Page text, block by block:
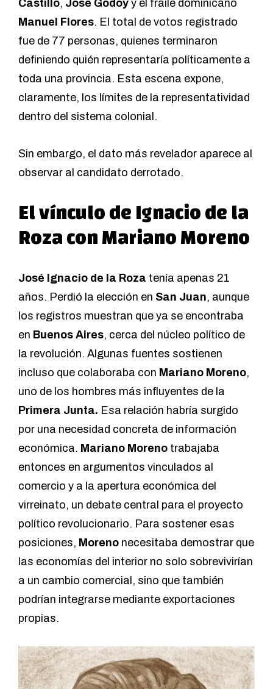
Castillo, José Godoy y el fraile dominicano
Manuel Flores. El total de votos registrado
fue de 77 personas, quienes terminaron
definiendo quién representaría políticamente a
toda una provincia. Esta escena expone,
claramente, los límites de la representatividad
dentro del sistema colonial.
Sin embargo, el dato más revelador aparece al
observar al candidato derrotado.
El vínculo de Ignacio de la
Roza con Mariano Moreno
José Ignacio de la Roza tenía apenas 21
años. Perdió la elección en San Juan, aunque
los registros muestran que ya se encontraba
en Buenos Aires, cerca del núcleo político de
la revolución. Algunas fuentes sostienen
incluso que colaboraba con Mariano Moreno,
uno de los hombres más influyentes de la
Primera Junta. Esa relación habría surgido
por una necesidad concreta de información
económica. Mariano Moreno trabajaba
entonces en argumentos vinculados al
comercio y a la apertura económica del
virreinato, un debate central para el proyecto
político revolucionario. Para sostener esas
posiciones, Moreno necesitaba demostrar que
las economías del interior no solo sobrevivirían
a un cambio comercial, sino que también
podrían integrarse mediante exportaciones
propias.